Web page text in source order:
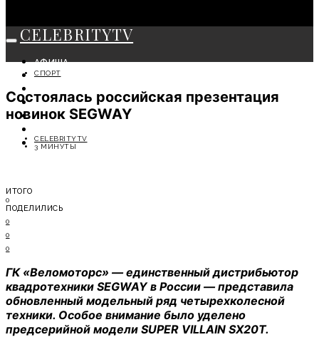
CELEBRITYTV
АФИША
СОБЫТИЯ
МОДА
ЛИЧНОСТЬ
СОВЕТЫ ЭКСПЕРТОВ
СПОРТ
Состоялась российская презентация
новинок SEGWAY
CELEBRITYTV
3 МИНУТЫ
ИТОГО
0
ПОДЕЛИЛИСЬ
0
0
0
ГК «Веломоторс» — единственный дистрибьютор
квадротехники SEGWAY в России — представила
обновленный модельный ряд четырехколесной
техники. Особое внимание было уделено
предсерийной модели SUPER VILLAIN SX20T.